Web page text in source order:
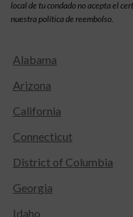
local de tu condado no acepta el
nuestra política de reembolso.
Alabama
Arizona
California
Connecticut
District of Columbia
Georgia
Idaho